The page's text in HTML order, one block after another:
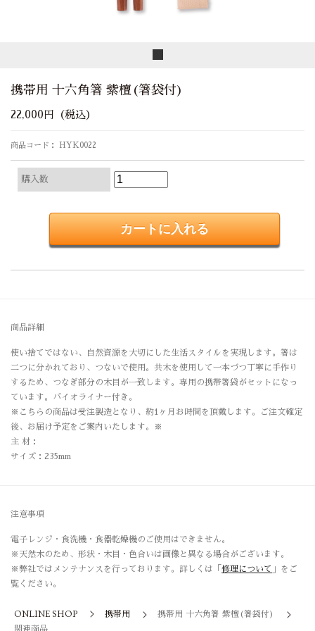
携帯用 十六角箸 紫檀(箸袋付)
22,000円（税込）
商品コード： HYK0022
購入数
商品詳細
使い捨てではない、自然資源を大切にした生活スタイルを実現します。箸は
二つに分かれており、つないで使用。共木を使用して一本づつ丁寧に手作り
するため、つなぎ部分の木目が一致します。専用の携帯箸袋がセットになっ
ています。バイオライナー付き。
※こちらの商品は受注製造となり、約1ヶ月お時間を頂戴します。ご注文確定
後、お届け予定をご案内いたします。※
主 材：
サイズ：235mm
注意事項
電子レンジ・食洗機・食器乾燥機のご使用はできません。
※天然木のため、形状・木目・色合いは画像と異なる場合がございます。
※弊社ではメンテナンスを行っております。詳しくは「 修理について 」をご
覧ください。
ONLINE SHOP 携帯用
携帯用 十六角箸 紫檀(箸袋付)
関連商品